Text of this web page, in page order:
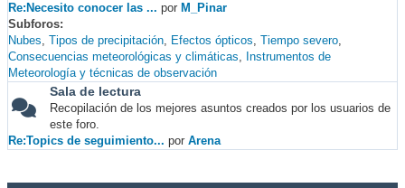
Re:Necesito conocer las ... por M_Pinar
Subforos
Nubes Tipos de precipitación Efectos ópticos Tiempo severo
Consecuencias meteorológicas y climáticas
Instrumentos de
Meteorología y técnicas de observación
Sala de lectura
Recopilación de los mejores asuntos creados por los usuarios de
este foro.
Re:Topics de seguimiento... por Arena